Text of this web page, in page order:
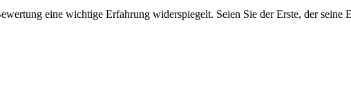
eine wichtige Erfahrung widerspiegelt. Seien Sie der Erste, der